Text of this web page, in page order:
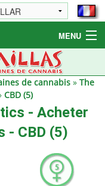
MENU
de cannabis» The
CBD (5)
- Acheter
- CBD (5)